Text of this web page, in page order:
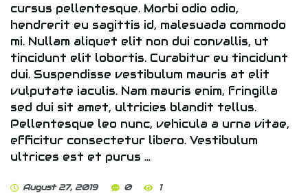
cursus pellentesque. Morbi odio odio,
hendrerit eu sagittis id, malesuada commodo
mi. Nullam aliquet elit non dui convallis, ut
tincidunt elit lobortis. Curabitur eu tincidunt
dui. Suspendisse vestibulum mauris at elit
vulputate iaculis. Nam mauris enim, fringilla
sed dui sit amet, ultricies blandit tellus.
Pellentesque leo nunc, vehicula a urna vitae,
efficitur consectetur libero. Vestibulum
ultrices est et purus …
August 27, 2019 0 1